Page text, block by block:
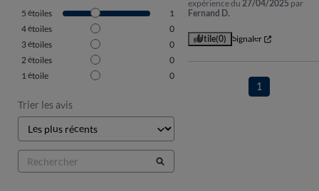
5 étoiles
1
4étoiles
0
3étoiles
0
2étoiles
0
1étoile 0
Trier les avis
expérience du27/04/2025 par
Fernand D.
Utile(0) Signaler
1